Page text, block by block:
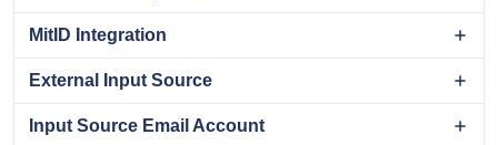
MitID Integration
External Input Source
Input Source Email Account